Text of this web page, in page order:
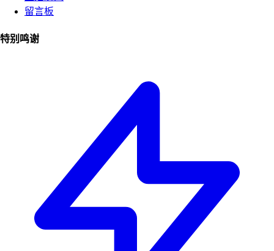
留言板
特别鸣谢